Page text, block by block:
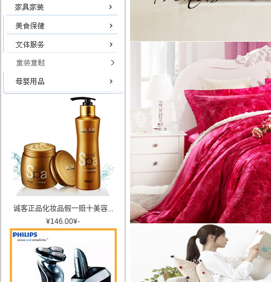
诚客正品化妆品假一赔十美容...
¥146.00¥-